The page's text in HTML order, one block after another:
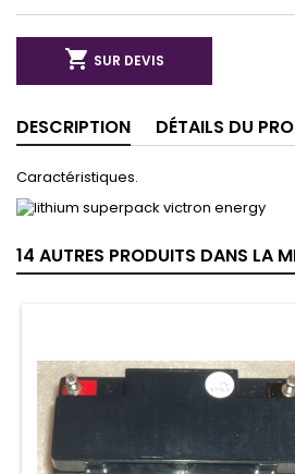
 SUR DEVIS
DESCRIPTION DÉTAILS DU
Caractéristiques.
14 AUTRES PRODUITS DANS LA